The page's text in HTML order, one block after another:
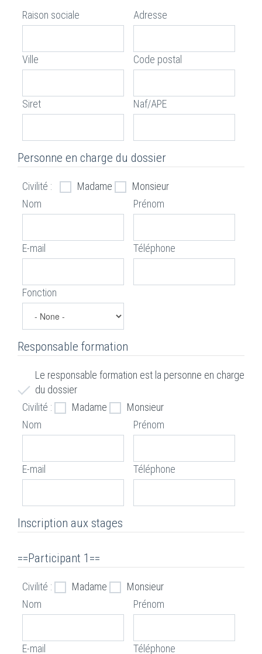
Raison sociale Adresse
Ville Code postal
Siret Naf/APE
Personne en charge du dossier
Civilité : Madame
Monsieur
Nom
Prénom
E-mail Téléphone
Fonction
Responsable formation
Le responsable formation est la personne en charge
du dossier
Civilité :
Madame
Monsieur
Nom
Prénom
E-mail Téléphone
Inscription aux stages
==Participant 1==
Civilité : Madame
Monsieur
Nom
Prénom
E-mail Téléphone